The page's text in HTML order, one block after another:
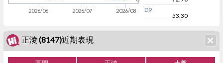
2026/06 2026/07 2026/08
D9
53.30
正淩 (8147)近期表現